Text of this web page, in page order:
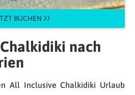
BUCHEN
nach
All Inclusive Chalkidiki Urlaub